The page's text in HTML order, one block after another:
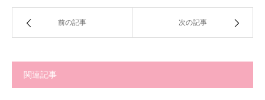
前の記事 次の記事
関連記事